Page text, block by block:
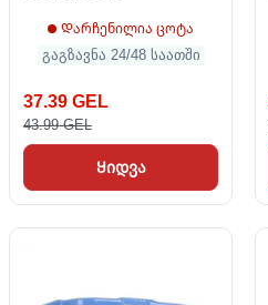
Დარჩენილია ცოტა
გაგზავნა 24/48 საათში
37.39 GEL
43.99 GEL
Ყიდვა